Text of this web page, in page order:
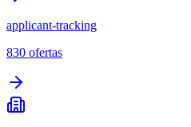
applicant-tracking
830 ofertas